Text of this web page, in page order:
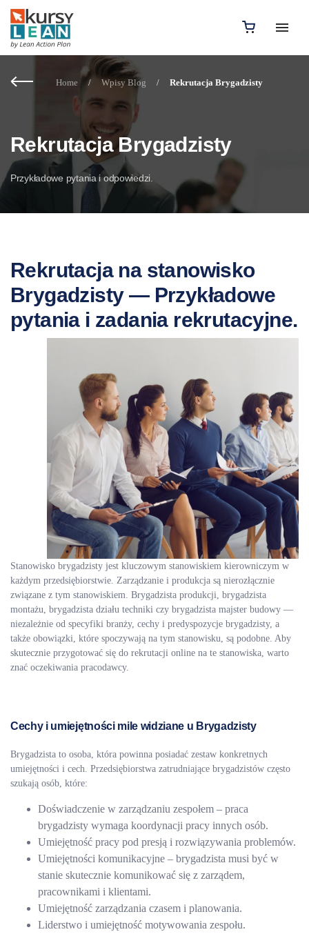
Home / Wpisy Blog / Rekrutacja Brygadzisty
Rekrutacja Brygadzisty
Przykładowe pytania i odpowiedzi.
Rekrutacja na stanowisko
Brygadzisty — Przykładowe
pytania i zadania rekrutacyjne.
Stanowisko brygadzisty jest kluczowym stanowiskiem kierowniczym w
każdym przedsiębiorstwie. Zarządzanie i produkcja są nierozłącznie
związane z tym stanowiskiem. Brygadzista produkcji, brygadzista
montażu, brygadzista działu techniki czy brygadzista majster budowy —
niezależnie od specyfiki branży, cechy i predyspozycje brygadzisty, a
także obowiązki, które spoczywają na tym stanowisku, są podobne. Aby
skutecznie przygotować się do rekrutacji online na te stanowiska, warto
znać oczekiwania pracodawcy.
Cechy i umiejętności mile widziane u Brygadzisty
Brygadzista to osoba, która powinna posiadać zestaw konkretnych
umiejętności i cech. Przedsiębiorstwa zatrudniające brygadzistów często
szukają osób, które:
Doświadczenie w zarządzaniu zespołem – praca
brygadzisty wymaga koordynacji pracy innych osób.
Umiejętność pracy pod presją i rozwiązywania problemów.
Umiejętności komunikacyjne – brygadzista musi być w
stanie skutecznie komunikować się z zarządem,
pracownikami i klientami.
Umiejętność zarządzania czasem i planowania.
Liderstwo i umiejętność motywowania zespołu.